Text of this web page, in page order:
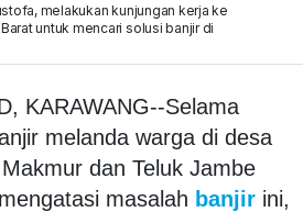
melakukan kunjungan kerja ke
untuk mencari solusi banjir di
KARAWANG--Selama
melanda warga di desa
dan Teluk Jambe
masalah banjir ini,